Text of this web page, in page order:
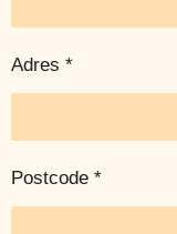
Adres *
Postcode *